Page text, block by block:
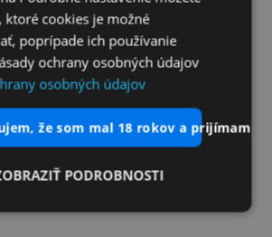
ktoré cookies je možné
poprípade ich používanie
ochrany osobných údajov
osobných údajov
že som mal 18 rokov a prijímam
PODROBNOSTI